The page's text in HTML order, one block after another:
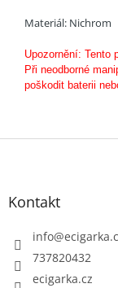
Materiál: Nichrom
Upozornění: Tento
Při neodborné
poškodit baterii
Kontakt
info@
737820432
ecigarka.cz